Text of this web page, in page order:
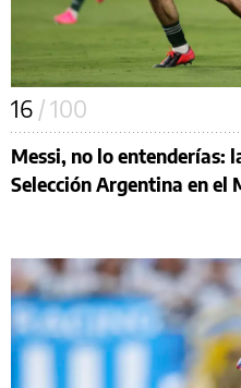
16 / 100
Messi, no lo entenderías:
Selección Argentina en el